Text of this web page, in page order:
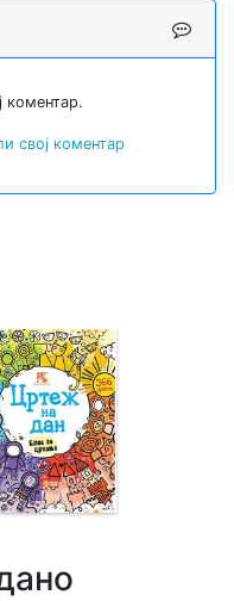
коментар.
свој коментар